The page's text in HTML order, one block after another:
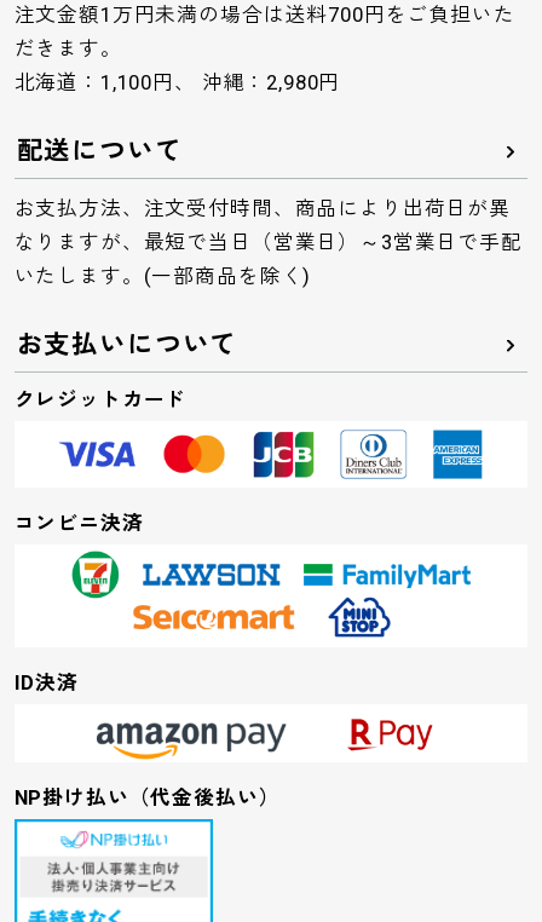
注文金額1万円未満の場合は送料700円をご負担いた
だきます。
北海道：1,100円、 沖縄：2,980円
配送について
お支払方法、注文受付時間、商品により出荷日が異
なりますが、最短で当日（営業日）～3営業日で手配
いたします。(一部商品を除く)
お支払いについて
クレジットカード
コンビニ決済
ID決済
NP掛け払い（代金後払い）